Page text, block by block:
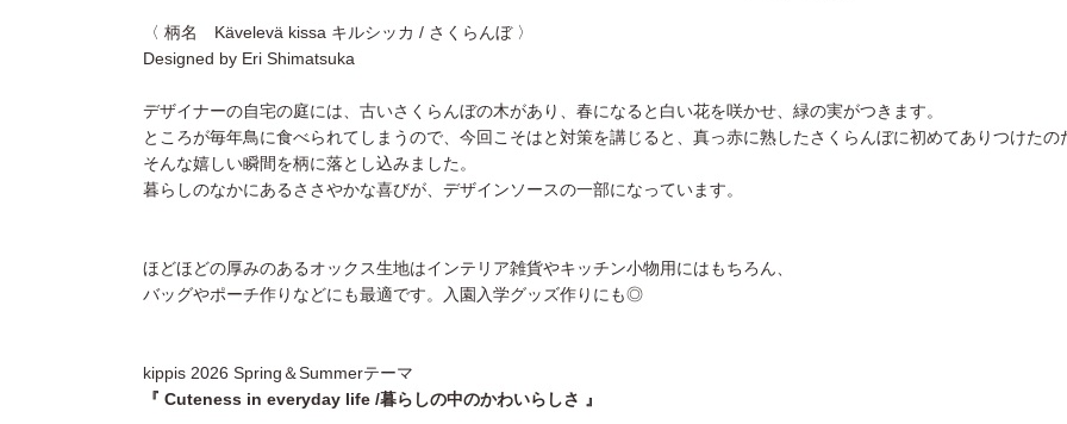
〈 柄名 Kävelevä kissa キルシッカ / さくらんぼ 〉
Designed by Eri Shimatsuka
デザイナーの自宅の庭には、古いさくらんぼの木があり、春になると白い花を咲かせ、緑の実がつきます。
ところが毎年鳥に食べられてしまうので、今回こそはと対策を講じると、真っ赤に熟したさくらんぼに初めてありつけたの
そんな嬉しい瞬間を柄に落とし込みました。
暮らしのなかにあるささやかな喜びが、デザインソースの一部になっています。
ほどほどの厚みのあるオックス生地はインテリア雑貨やキッチン小物用にはもちろん、
バッグやポーチ作りなどにも最適です。入園入学グッズ作りにも◎
kippis 2026 Spring＆Summerテーマ
『 Cuteness in everyday life /暮らしの中のかわいらしさ 』